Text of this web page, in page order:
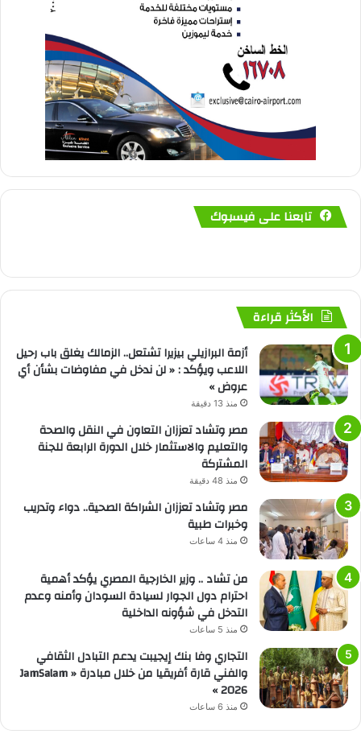
تابعنا على فيسبوك
الأكثر قراءة
أزمة البرازيلي بيزيرا تشتعل.. الزمالك يغلق باب رحيل
اللاعب ويؤكد : « لن ندخل في مفاوضات بشأن أي
عروض »
منذ 13 دقيقة
مصر وتشاد تعززان التعاون في النقل والصحة
والتعليم والاستثمار خلال الدورة الرابعة للجنة
المشتركة
منذ 48 دقيقة
مصر وتشاد تعززان الشراكة الصحية.. دواء وتدريب
وخبرات طبية
منذ 4 ساعات
من تشاد .. وزير الخارجية المصري يؤكد أهمية
احترام دول الجوار لسيادة السودان وأمنه وعدم
التدخل في شؤونه الداخلية
منذ 5 ساعات
التجاري وفا بنك إيجيبت يدعم التبادل الثقافي
والفني قارة أفريقيا من خلال مبادرة « JamSalam
2026 »
منذ 6 ساعات